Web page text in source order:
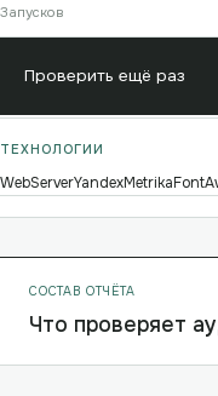
Запусков
Проверить ещё раз
ТЕХНОЛОГИИ
WebServerYandexMetrika
СОСТАВ ОТЧЁТА
Что проверяет